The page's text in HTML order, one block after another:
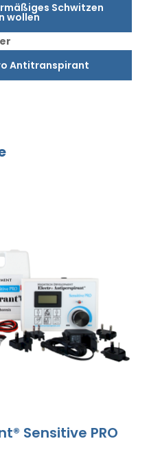
Schwitzen
wollen
Antitranspirant
Sensitive PRO